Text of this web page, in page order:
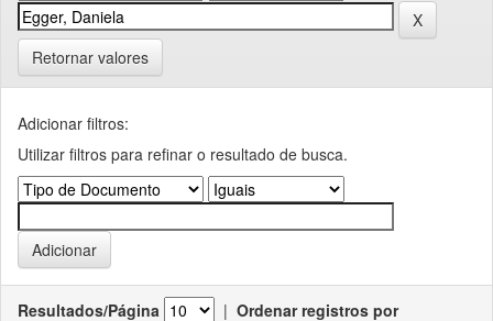
Retornar valores
Adicionar filtros:
Utilizar filtros para refinar o resultado de busca.
Resultados/Página | Ordenar registros por